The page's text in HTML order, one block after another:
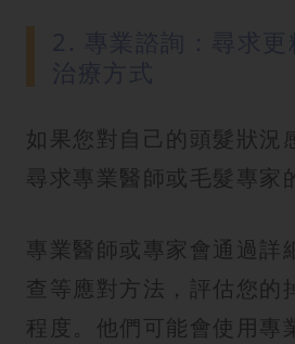
如果您對自己的頭髮狀況
尋求專業醫師或毛髮專家
專業醫師或專家會通過詳
查等應對方法，評估您的
程度。他們可能會使用專